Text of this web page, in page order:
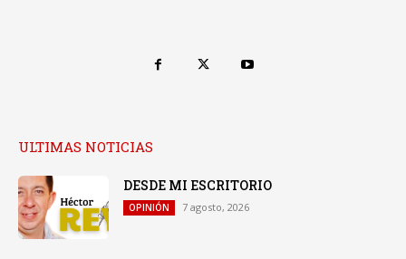
ULTIMAS NOTICIAS
DESDE MI ESCRITORIO
OPINIÓN 7 agosto, 2026